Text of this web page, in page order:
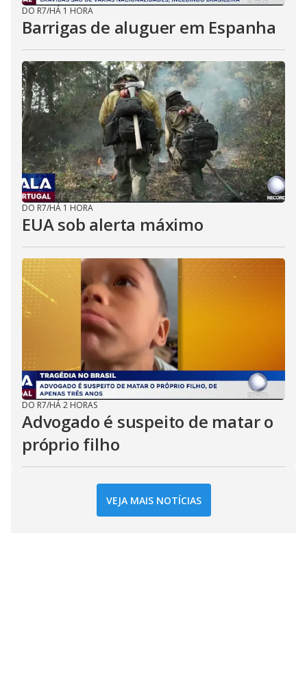
DO R7/HÁ 1 HORA
Barrigas de aluguer em Espanha
DO R7/HÁ 1 HORA
EUA sob alerta máximo
DO R7/HÁ 2 HORAS
Advogado é suspeito de matar o
próprio filho
VEJA MAIS NOTÍCIAS